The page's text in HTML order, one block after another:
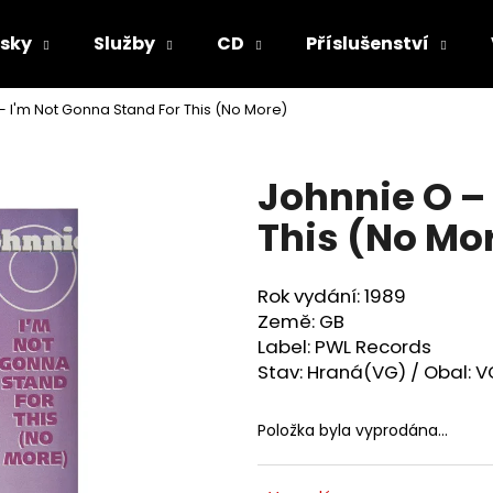
Služby CD Příslušenství
I'm Not Gonna Stand For This (No More)
Johnnie O
This (No
Rok vydání: 1989
Země: GB
Label: PWL Records
Stav: Hraná(VG) / Obal:
Položka byla vyprodána…
Co potřebujete najít?
HLEDAT